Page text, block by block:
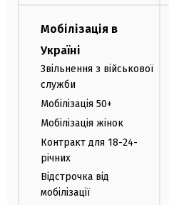
Мобілізація в
Україні
Звільнення з військової
служби
Мобілізація 50+
Мобілізація жінок
Контракт для 18-24-
річних
Відстрочка від
мобілізації